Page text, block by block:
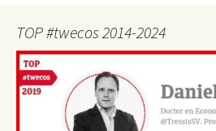
TOP #twecos 2014-2024